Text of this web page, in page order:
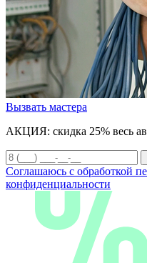
Вызвать мастера
АКЦИЯ: скидка 25% весь
Соглашаюсь с обработкой
конфиденциальности